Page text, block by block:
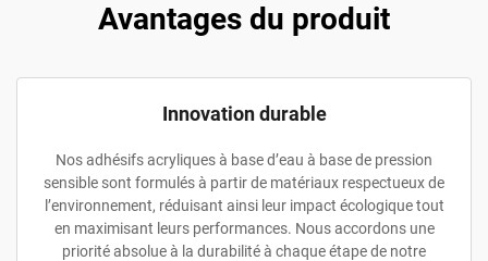
Avantages du produit
Innovation durable
Nos adhésifs acryliques à base d’eau à base de pression
sensible sont formulés à partir de matériaux respectueux de
l’environnement, réduisant ainsi leur impact écologique tout
en maximisant leurs performances. Nous accordons une
priorité absolue à la durabilité à chaque étape de notre